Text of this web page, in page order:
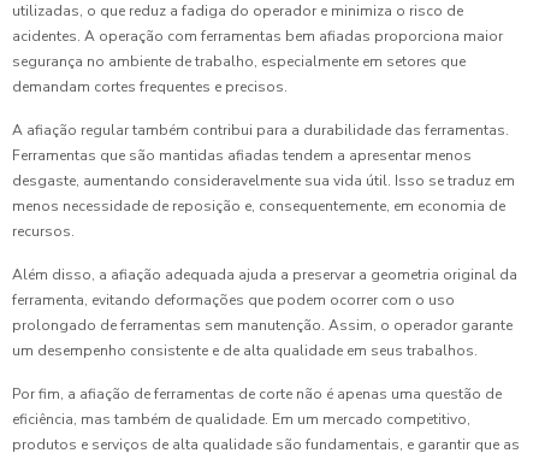
utilizadas, o que reduz a fadiga do operador e minimiza o risco de
acidentes. A operação com ferramentas bem afiadas proporciona maior
segurança no ambiente de trabalho, especialmente em setores que
demandam cortes frequentes e precisos.
A afiação regular também contribui para a durabilidade das ferramentas.
Ferramentas que são mantidas afiadas tendem a apresentar menos
desgaste, aumentando consideravelmente sua vida útil. Isso se traduz em
menos necessidade de reposição e, consequentemente, em economia de
recursos.
Além disso, a afiação adequada ajuda a preservar a geometria original da
ferramenta, evitando deformações que podem ocorrer com o uso
prolongado de ferramentas sem manutenção. Assim, o operador garante
um desempenho consistente e de alta qualidade em seus trabalhos.
Por fim, a afiação de ferramentas de corte não é apenas uma questão de
eficiência, mas também de qualidade. Em um mercado competitivo,
produtos e serviços de alta qualidade são fundamentais, e garantir que as